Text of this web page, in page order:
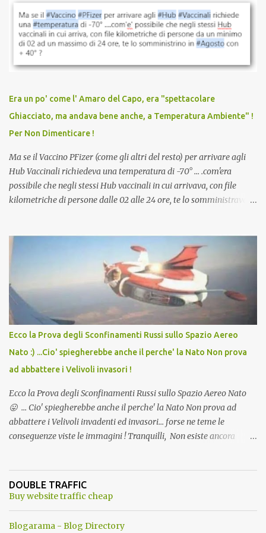
vaccinazione. Non avevamo mai sentito parlare di ricompense,
sconti, incentivi per vaccinarsi. Non avevamo mai visto
discriminazioni per coloro che non l’hanno fatto. Se non sei stato
vaccinato, nessuno aveva prima cercato di farti sentire una
persona cattiva. Non avevamo mai visto un vaccino che minacci le
vaccino usato per minacciare i mezzi di sussistenza, il lavoro o la
scuola. Non avevamo mai visto un vaccino che permettesse a un
dodicenne di ignorare il consenso dei genitori. Dopo tutti i vaccini
che abbiamo elencato sopra...
Era un po' come l' Amaro del Capo, era "spettacolare
Ghiacciato, ma andava bene anche, a Temperatura Ambiente" !
Per Non Dimenticare !
Ma se il Vaccino PFizer (come gli altri del resto) per arrivare agli
Hub Vaccinali richiedeva una temperatura di -70° ... .com'era
possibile che negli stessi Hub vaccinali in cui arrivava, con file
kilometriche di persone dalle 02 alle 24 ore, te lo somministravano
Vaccino come: l' Amaro del Capo, era "spettacolare Ghiacciato, ma
andava bene anche, a Temperatura Ambiente"! Riproponiamo
l'articolo per NON Dimenticare!
Ecco la Prova degli Sconfinamenti Russi sullo Spazio Aereo
Nato :) ...Cio' spiegherebbe anche il perche' la Nato Non prova
ad abbattere i Velivoli invasori !
Ecco la Prova degli Sconfinamenti Russi sullo Spazio Aereo Nato
😛 ... Cio' spiegherebbe anche il perche' la Nato Non prova ad
abbattere i Velivoli invadenti ed invasori... forse ne teme le
conseguenze viste le immagini ! Tranquilli, Non esiste ancora
ancora una fantasia Nato o forse una "False Flag", per provocare
una guerra mondiale che difficilmente da menti sane, potrebbe
DOUBLE TRAFFIC
Buy website traffic cheap
Blogarama - Blog Directory